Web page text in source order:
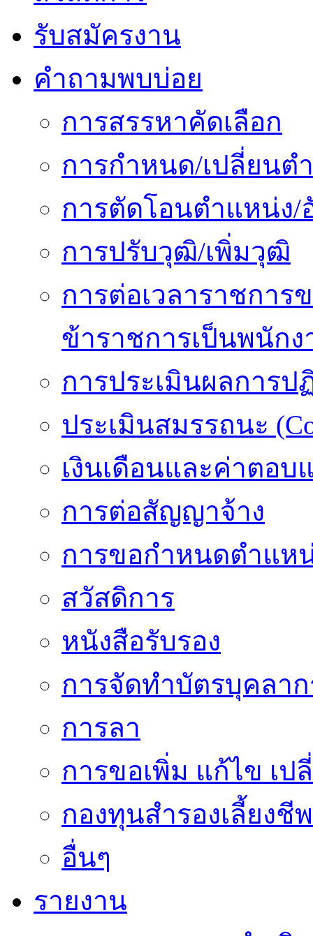
รับสมัครงาน
คำถามพบบ่อย
การสรรหาคัดเลือก
การกำหนด/เปลี่ยนต
การตัดโอนตำแหน่ง/
การปรับวุฒิ/เพิ่มวุฒิ
การต่อเวลาราชการ
ข้าราชการเป็นพนักง
การประเมินผลการป
ประเมินสมรรถนะ
เงินเดือนและค่าตอบ
การต่อสัญญาจ้าง
การขอกำหนดตำแห
สวัสดิการ
หนังสือรับรอง
การจัดทำบัตรบุคลา
การลา
การขอเพิ่ม แก้ไข เ
กองทุนสำรองเลี้ยงชีพ
อื่นๆ
รายงาน